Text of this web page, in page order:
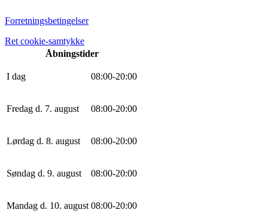
Forretningsbetingelser
Ret cookie-samtykke
Åbningstider
I dag 08:00-20:00
Fredag d. 7. august 08:00-20:00
Lørdag d. 8. august 08:00-20:00
Søndag d. 9. august 08:00-20:00
Mandag d. 10. august 08:00-20:00